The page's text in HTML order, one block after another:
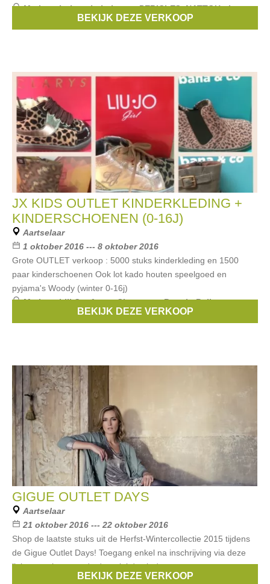
Merken:bobux,babyboum,PERICLES,NATTOU,tiny
BEKIJK DEZE VERKOOP
JX KIDS OUTLET KINDERKLEDING +
KINDERSCHOENEN (0-16J)
Aartselaar
1 oktober 2016 --- 8 oktober 2016
Grote OUTLET verkoop : 5000 stuks kinderkleding en 1500
paar kinderschoenen Ook lot kado houten speelgoed en
pyjama's Woody (winter 0-16j)
Merken:Lili Gaufrette,Simonetta,Bengh,Bellerose,
BEKIJK DEZE VERKOOP
GIGUE OUTLET DAYS
Aartselaar
21 oktober 2016 --- 22 oktober 2016
Shop de laatste stuks uit de Herfst-Wintercollectie 2015 tijdens
de Gigue Outlet Days! Toegang enkel na inschrijving via deze
link:www.gigue.com/en/specials/outlet/
GigueBEKIJK DEZE VERKOOP